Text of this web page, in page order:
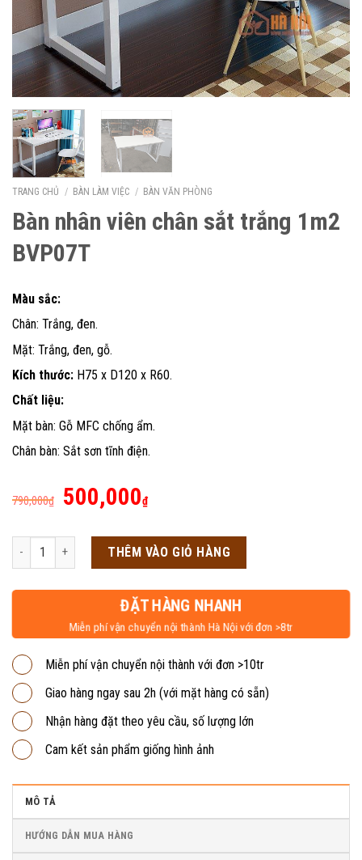
TRANG CHỦ / BÀN LÀM VIỆC / BÀN VĂN PHÒNG
Bàn nhân viên chân sắt trắng 1m2
BVP07T
Màu sắc:
Chân: Trắng, đen.
Mặt: Trắng, đen, gỗ.
Kích thước: H75 x D120 x R60.
Chất liệu:
Mặt bàn: Gỗ MFC chống ẩm.
Chân bàn: Sắt sơn tĩnh điện.
790,000₫
Giá
là:
790,000₫.
500,000₫Giá
tại
là:
500,000₫.
Bàn nhân viên chân sắt trắng 1m2 BVP07T số lượng
THÊM VÀO GIỎ HÀNG
ĐẶT HÀNG NHANH
Miễn phí vận chuyển nội thành Hà Nội với đơn >8tr
Miễn phí vận chuyển nội thành với đơn >10tr
Giao hàng ngay sau 2h (với mặt hàng có sẵn)
Nhận hàng đặt theo yêu cầu, số lượng lớn
Cam kết sản phẩm giống hình ảnh
MÔ TẢ
HƯỚNG DẪN MUA HÀNG